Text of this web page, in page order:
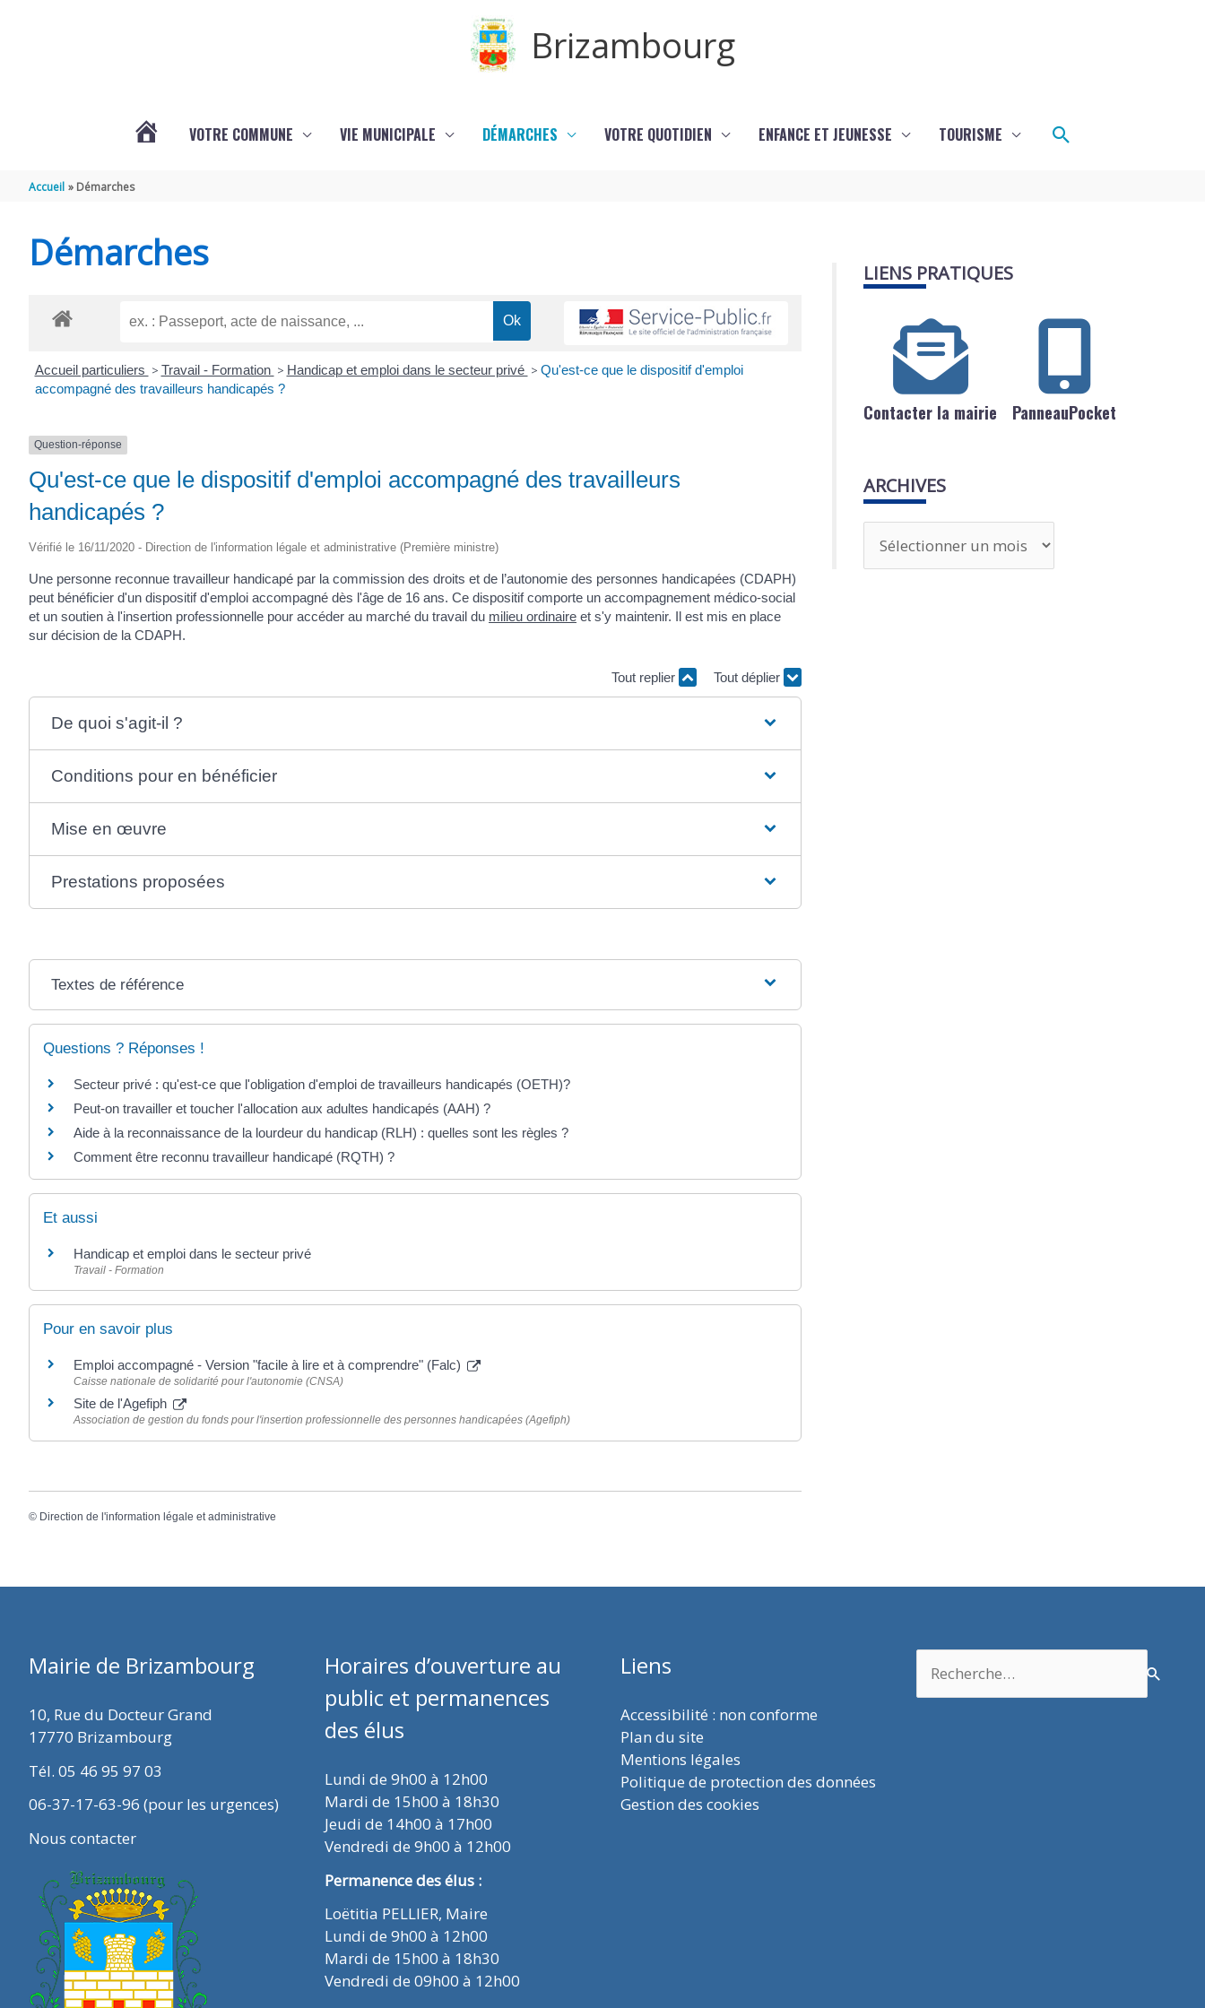
Brizambourg
VOTRE COMMUNE VIE MUNICIPALE DÉMARCHES VOTRE QUOTIDIEN ENFANCE ET JEUNESSE TOURISME Rechercher
Accueil Démarches
Démarches
Accueil particuliers > Travail - Formation > Handicap et emploi dans le secteur privé > Qu'est-ce que le dispositif d'emploi
accompagné des travailleurs handicapés ?
Question-réponse
Qu'est-ce que le dispositif d'emploi accompagné des travailleurs
handicapés ?
Vérifié le 16/11/2020 - Direction de l'information légale et administrative (Première ministre)
Une personne reconnue travailleur handicapé par la commission des droits et de l’autonomie des personnes handicapées (CDAPH)
peut bénéficier d'un dispositif d'emploi accompagné dès l'âge de 16 ans. Ce dispositif comporte un accompagnement médico-social
et un soutien à l'insertion professionnelle pour accéder au marché du travail du milieu ordinaire et s'y maintenir. Il est mis en place
sur décision de la CDAPH.
Tout replier Tout déplier
De quoi s'agit-il ?
Conditions pour en bénéficier
Mise en œuvre
Prestations proposées
Textes de référence
Questions ? Réponses !
Secteur privé : qu'est-ce que l'obligation d'emploi de travailleurs handicapés (OETH)?
Peut-on travailler et toucher l'allocation aux adultes handicapés (AAH) ?
Aide à la reconnaissance de la lourdeur du handicap (RLH) : quelles sont les règles ?
Comment être reconnu travailleur handicapé (RQTH) ?
Et aussi
Handicap et emploi dans le secteur privé
Travail - Formation
Pour en savoir plus
Emploi accompagné - Version "facile à lire et à comprendre" (Falc)
Caisse nationale de solidarité pour l'autonomie (CNSA)
Site de l'Agefiph
Association de gestion du fonds pour l'insertion professionnelle des personnes handicapées (Agefiph)
© Direction de l'information légale et administrative
LIENS PRATIQUES
Contacter la mairie PanneauPocket
ARCHIVES
r
Mairie de Brizambourg
10, Rue du Docteur Grand
17770 Brizambourg
Tél. 05 46 95 97 03
06-37-17-63-96 (pour les urgences)
Nous contacter
Horaires d’ouverture au
public et permanences
des élus
Lundi de 9h00 à 12h00
Mardi de 15h00 à 18h30
Jeudi de 14h00 à 17h00
Vendredi de 9h00 à 12h00
Permanence des élus :
Loëtitia PELLIER, Maire
Lundi de 9h00 à 12h00
Mardi de 15h00 à 18h30
Vendredi de 09h00 à 12h00
Liens
Accessibilité : non conforme
Plan du site
Mentions légales
Politique de protection des données
Gestion des cookies